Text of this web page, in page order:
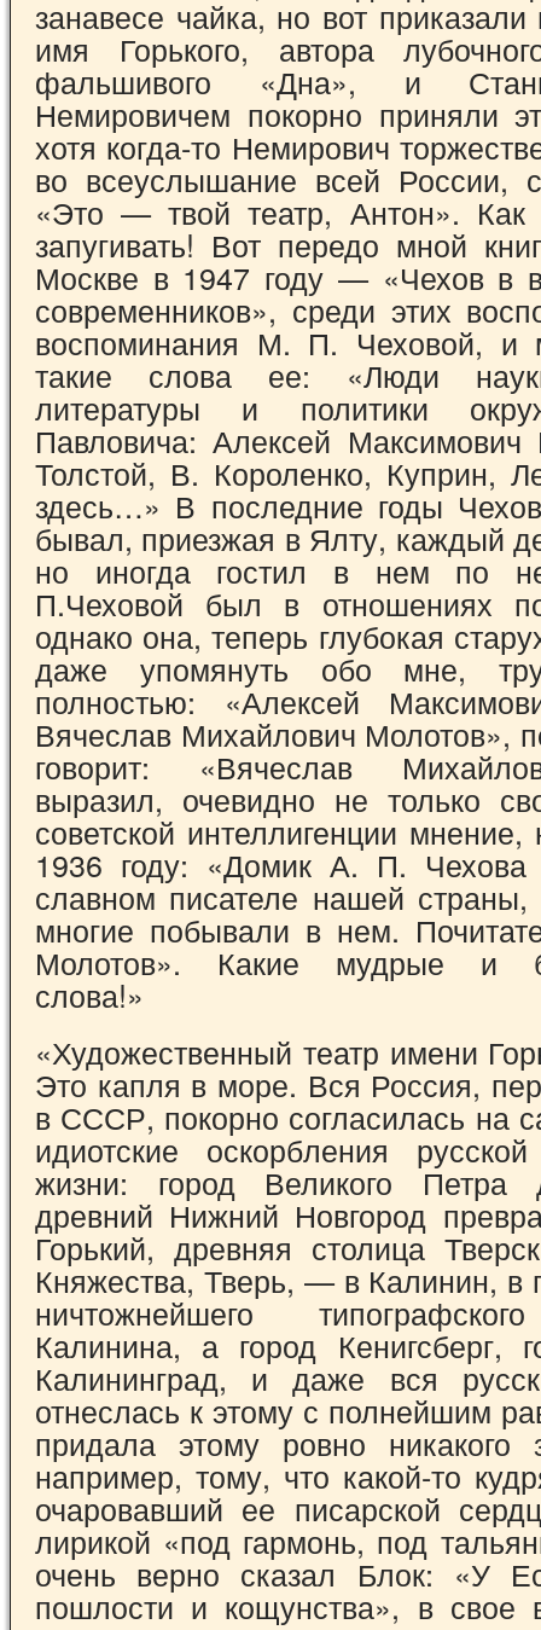
занавесе чайка, но вот
имя Горького, автора
фальшивого «Дна», и
Немирови­чем покорно приняли
хотя когда-то Не­мирович
во всеуслышание всей России,
«Это — твой театр, Антон». Как
запугивать! Вот передо мной
Москве в 1947 году — «Чехов в
современников», среди этих
воспо­минания М. П. Чеховой, и
такие слова ее: «Люди
литературы и политики
Павловича: Алексей
Толстой, В. Короленко, Куприн,
здесь…» В последние годы
бывал, приезжая в Ялту, каждый
но иногда го­стил в нем по
П.Чеховой был в отношени­ях
однако она, теперь глубокая
даже упомянуть обо мне,
полностью: «Алексей
Вячеслав Михайлович Молотов»,
говорит: «Вяче­слав
выразил, очевидно не только
советской интеллигенции
1936 году: «Домик А. П. Чехова
славном писателе нашей
многие побывали в нем.
Молотов». Какие мудрые и
слова!»
«Художественный театр имени
Это капля в море. Вся Россия,
в СССР, по­корно согласилась на
идиотские оскорб­ления русской
жизни: город Великого Пет­ра
древний Нижний Новгород
Горький, древняя столица
Княжества, Тверь, — в Калинин, в
нич­тожнейшего
Калинина, а город Кенигсберг,
Калининград, и даже вся
отнеслась к этому с полнейшим
придала этому ровно никакого
например, тому, что какой-то
очаро­вавший ее писарской
лирикой «под гармонь, под
очень верно сказал Блок: «У
пошлости и кощунства», в свое